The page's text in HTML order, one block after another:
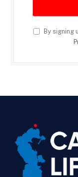
By signing